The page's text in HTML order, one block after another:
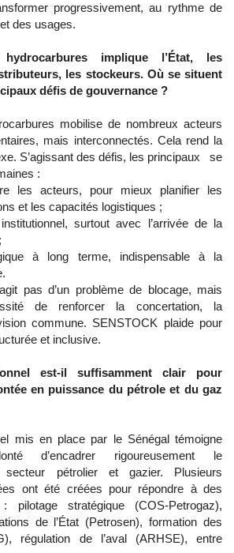
progressivement, au rythme de
des usages.
implique l’État, les
les stockeurs. Où se situent
défis de gouvernance ?
mobilise de nombreux acteurs
mais interconnectés. Cela rend la
S’agissant des défis, les principaux se
:
les acteurs, pour mieux planifier les
et les capacités logistiques ;
surtout avec l’arrivée de la
à long terme, indispensable à la
pas d’un problème de blocage, mais
de renforcer la concertation, la
commune. SENSTOCK plaide pour
et inclusive.
est-il suffisamment clair pour
en puissance du pétrole et du gaz
mis en place par le Sénégal témoigne
d’encadrer rigoureusement le
secteur pétrolier et gazier. Plusieurs
ont été créées pour répondre à des
pilotage stratégique (COS-Petrogaz),
de l’État (Petrosen), formation des
régulation de l’aval (ARHSE), entre